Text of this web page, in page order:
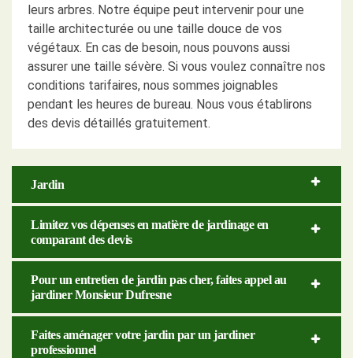
leurs arbres. Notre équipe peut intervenir pour une
taille architecturée ou une taille douce de vos
végétaux. En cas de besoin, nous pouvons aussi
assurer une taille sévère. Si vous voulez connaître nos
conditions tarifaires, nous sommes joignables
pendant les heures de bureau. Nous vous établirons
des devis détaillés gratuitement.
Jardin
Limitez vos dépenses en matière de jardinage en
comparant des devis
Pour un entretien de jardin pas cher, faites appel au
jardiner Monsieur Dufresne
Faites aménager votre jardin par un jardiner
professionnel